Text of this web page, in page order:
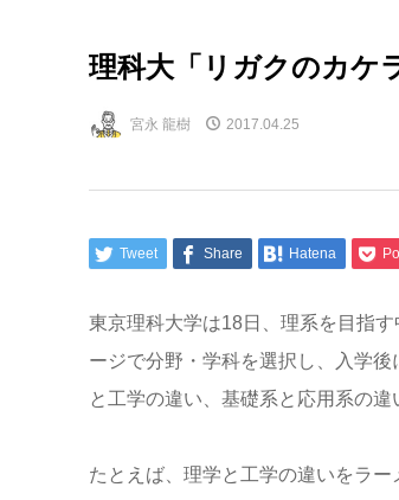
理科大「リガクのカケ
宮永 龍樹 2017.04.25
Tweet Share Hatena
東京理科大学は18日、理系を目指
ージで分野・学科を選択し、入学
と工学の違い、基礎系と応用系の違
たとえば、理学と工学の違いをラ